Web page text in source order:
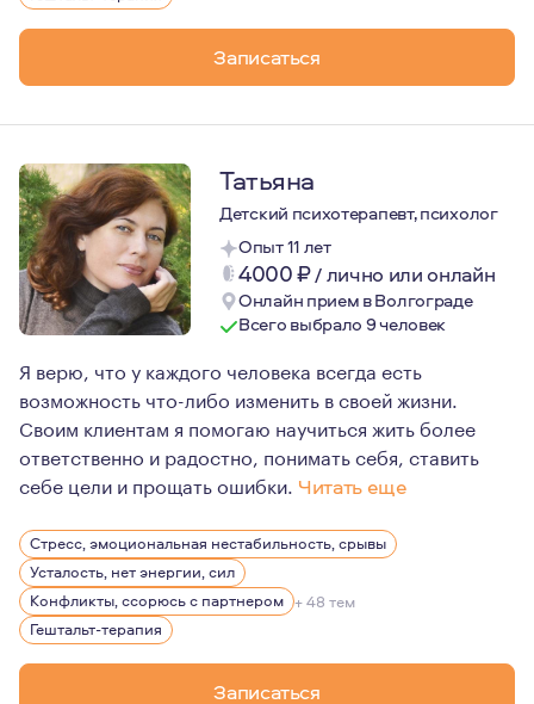
Записаться
Татьяна
Детский психотерапевт, психолог
Опыт 11 лет
4000₽/лично или онлайн
Онлайн прием в Волгограде
Всего выбрало 9 человек
Я верю, что у каждого человека всегда есть
возможность что-либо изменить в своей жизни.
Своим клиентам я помогаю научиться жить более
ответственно и радостно, понимать себя, ставить
себе цели и прощать ошибки. Читать еще
Меня интересуют люди, их жизни, их истории. Ко мне
Стресс, эмоциональная нестабильность, срывы
Усталость, нет энергии, сил
Конфликты, ссорюсь с партнером + 48 тем
Гештальт-терапия
Записаться